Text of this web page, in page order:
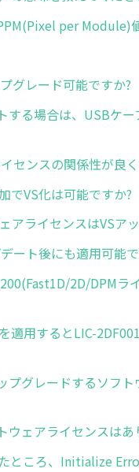
per Module)
グレード可能ですか?
する場合は、USBケ
センスの関係性が良
でVS化は可能ですか?
アライセンスはVSア
ート後にも適用可能
2D/DPMラ
適用するとLIC-
グレードするソフト
ウェアライセンスはあ
ところ、Initialize